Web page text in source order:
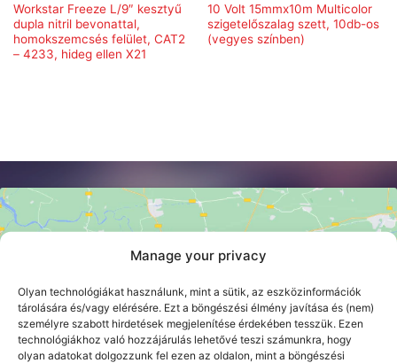
Manage your privacy
Olyan technológiákat használunk, mint a sütik, az eszközinformációk
tárolására és/vagy elérésére. Ezt a böngészési élmény javítása és (nem)
személyre szabott hirdetések megjelenítése érdekében tesszük. Ezen
technológiákhoz való hozzájárulás lehetővé teszi számunkra, hogy
olyan adatokat dolgozzunk fel ezen az oldalon, mint a böngészési
Workstar Freeze L/9″ kesztyű
dupla nitril bevonattal,
homokszemcsés felület, CAT2
– 4233, hideg ellen X21
10 Volt 15mmx10m Multicolor
szigetelőszalag szett, 10db-os
(vegyes színben)
Click 'I agree' to enable Google maps
Cookie szabályzat